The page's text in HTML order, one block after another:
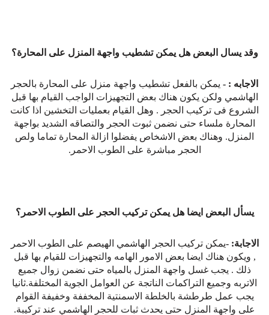
وقد يسال البعض هل يمكن تشطيب واجهة المنزل على المحارة؟
الاجابه : - يمكن بالفعل تشطيب واجهة منزل على المحارة بالحجر
الهاشمي ولكن يكون هناك بعض التجهيزات الواجب القيام بها قبل
الشروع فى تركيب الحجر . وهل القيام بعمليات التخشين اذا كانت
المحارة ملساء حتى نضمن ثبوت الحجر والتصاقه الشديد بواجهة
المنزل. وهناك بعض الاشخاص يفضلوا ازالة المحارة تماما ولص
الحجر مباشرة على الطوب الاحمر.
يسأل البعض ايضا هل يمكن تركيب الحجر على الطوب الاحمر؟
الاجابة: -يمكن تركيب الحجر الهاشمي الهيصم على الطوب الاحمر
, ويكون هناك ايضا بعض الامور الهامه والتجهيزات للقيام بها قبل
ذلك . يجب غسل واجهة المنزل بالمياه حتى نضمن زوال جميع
الاتربه وجميع التراكمات الناتجة عن العوامل الجوية المختلفة.ثانيا
يجب عمل طرطشة بالخلطة الاسمنتية المخففة وخفيفة القوام
على واجهة المنزل حتى يحدث ثبات للحجر الهاشمي عند تركيبة.